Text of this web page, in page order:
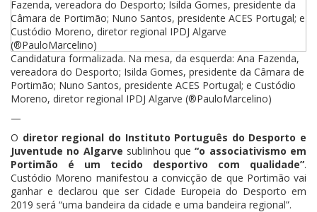
Candidatura formalizada. Na mesa, da esquerda: Ana Fazenda,
vereadora do Desporto; Isilda Gomes, presidente da Câmara de
Portimão; Nuno Santos, presidente ACES Portugal; e Custódio
Moreno, diretor regional IPDJ Algarve (®PauloMarcelino)
—
O diretor regional do Instituto Português do Desporto e
Juventude no Algarve sublinhou que“o associativismo em
Portimão é um tecido desportivo com qualidade”.
Custódio Moreno manifestou a convicção de que Portimão vai
ganhar e declarou que ser Cidade Europeia do Desporto em
2019 será “uma bandeira da cidade e uma bandeira regional”.